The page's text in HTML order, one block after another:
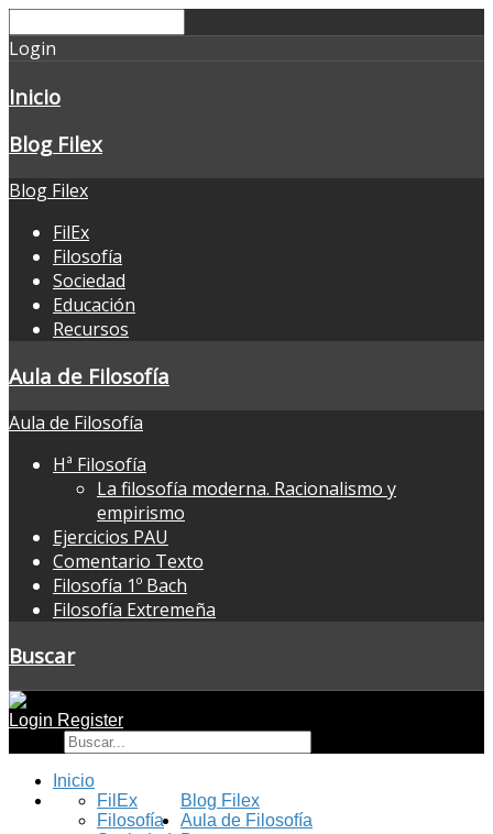
Login
Inicio
Blog Filex
Blog Filex
FilEx
Filosofía
Sociedad
Educación
Recursos
Aula de Filosofía
Aula de Filosofía
Hª Filosofía
La filosofía moderna. Racionalismo y
empirismo
Ejercicios PAU
Comentario Texto
Filosofía 1º Bach
Filosofía Extremeña
Buscar
Login Register
Inicio
Blog Filex
FilEx
Filosofía
Aula de Filosofía